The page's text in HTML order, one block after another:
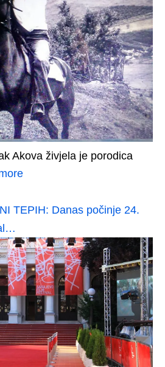
Akova živjela je porodica
TEPIH: Danas počinje 24.